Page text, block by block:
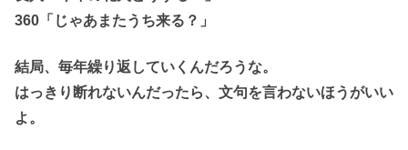
360「じゃあまたうち来る？」
結局、毎年繰り返していくんだろうな。
はっきり断れないんだったら、文句を言わないほうがいい
よ。